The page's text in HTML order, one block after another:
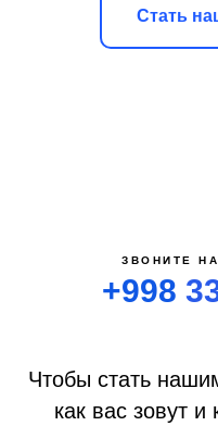
Стать
ЗВОНИТЕ
+998
Чтобы стать
как вас зовут и